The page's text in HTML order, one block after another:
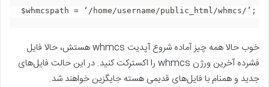
$whmcspath = ‘/home/username/public_html/whmcs/’;
خوب حالا همه چیز آماده شروع آپدیت whmcs هستش، حالا فایل
فشرده آخرین ورژن whmcs را اکسترکت کنید. در این حالت فایل‌های
جدید و همنام با فایل‌های قدیمی هسته جایگزین خواهند شد.